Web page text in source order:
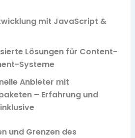
mit JavaScript &
Lösungen für Content-
Systeme
Anbieter mit
– Erfahrung und
und Grenzen des